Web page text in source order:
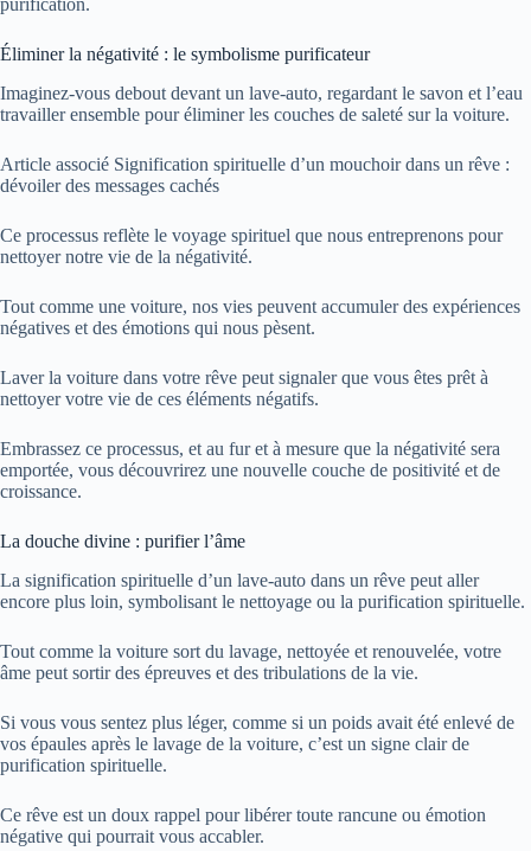
purification.
Éliminer la négativité : le symbolisme purificateur
Imaginez-vous debout devant un lave-auto, regardant le savon et l’eau
travailler ensemble pour éliminer les couches de saleté sur la voiture.
Article associé Signification spirituelle d’un mouchoir dans un rêve :
dévoiler des messages cachés
Ce processus reflète le voyage spirituel que nous entreprenons pour
nettoyer notre vie de la négativité.
Tout comme une voiture, nos vies peuvent accumuler des expériences
négatives et des émotions qui nous pèsent.
Laver la voiture dans votre rêve peut signaler que vous êtes prêt à
nettoyer votre vie de ces éléments négatifs.
Embrassez ce processus, et au fur et à mesure que la négativité sera
emportée, vous découvrirez une nouvelle couche de positivité et de
croissance.
La douche divine : purifier l’âme
La signification spirituelle d’un lave-auto dans un rêve peut aller
encore plus loin, symbolisant le nettoyage ou la purification spirituelle.
Tout comme la voiture sort du lavage, nettoyée et renouvelée, votre
âme peut sortir des épreuves et des tribulations de la vie.
Si vous vous sentez plus léger, comme si un poids avait été enlevé de
vos épaules après le lavage de la voiture, c’est un signe clair de
purification spirituelle.
Ce rêve est un doux rappel pour libérer toute rancune ou émotion
négative qui pourrait vous accabler.